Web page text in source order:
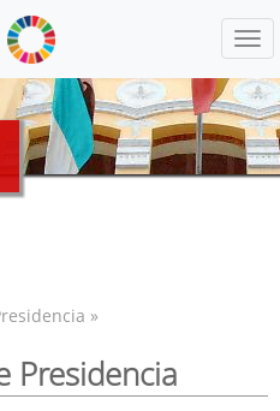
»
Presidencia